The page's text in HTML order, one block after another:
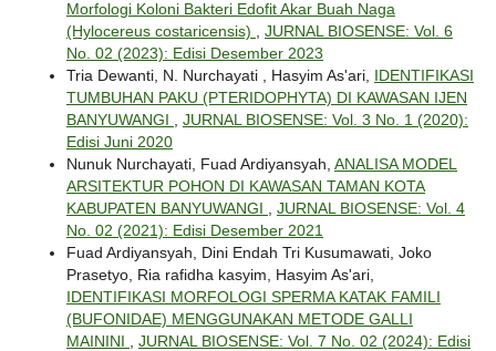
Morfologi Koloni Bakteri Edofit Akar Buah Naga
(Hylocereus costaricensis)
JURNAL BIOSENSE: Vol. 6
No. 02 (2023): Edisi Desember 2023
Tria Dewanti, N. Nurchayati , Hasyim As'ari, IDENTIFIKASI
TUMBUHAN PAKU (PTERIDOPHYTA) DI KAWASAN IJEN
BANYUWANGI
JURNAL BIOSENSE: Vol. 3 No. 1 (2020):
Edisi Juni 2020
Nunuk Nurchayati, Fuad Ardiyansyah, ANALISA MODEL
ARSITEKTUR POHON DI KAWASAN TAMAN KOTA
KABUPATEN BANYUWANGI
JURNAL BIOSENSE: Vol. 4
No. 02 (2021): Edisi Desember 2021
Fuad Ardiyansyah, Dini Endah Tri Kusumawati, Joko
Prasetyo, Ria rafidha kasyim, Hasyim As'ari,
IDENTIFIKASI MORFOLOGI SPERMA KATAK FAMILI
(BUFONIDAE) MENGGUNAKAN METODE GALLI
MAININI
JURNAL BIOSENSE: Vol. 7 No. 02 (2024): Edisi